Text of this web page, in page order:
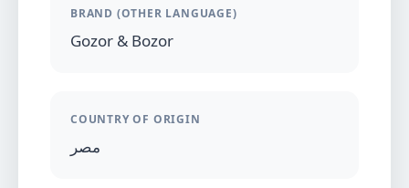
BRAND (OTHER LANGUAGE)
Gozor & Bozor
COUNTRY OF ORIGIN
مصر